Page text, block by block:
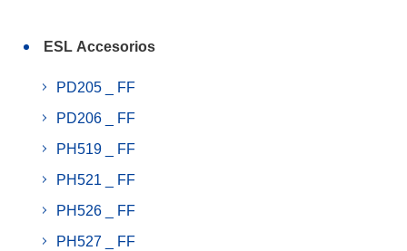
ESL Accesorios
PD205 _ FF
PD206 _ FF
PH519 _ FF
PH521 _ FF
PH526 _ FF
PH527 _ FF